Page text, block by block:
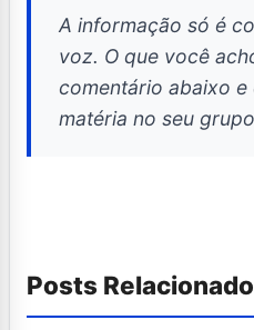
A informação só é
voz. O que você
comentário abaixo
matéria no seu
Posts